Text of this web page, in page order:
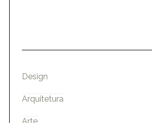
Design
Arquitetura